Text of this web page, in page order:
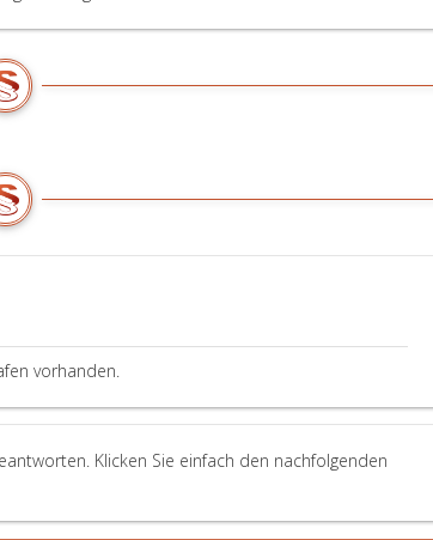
vorhanden.
Klicken Sie einfach den nachfolgenden